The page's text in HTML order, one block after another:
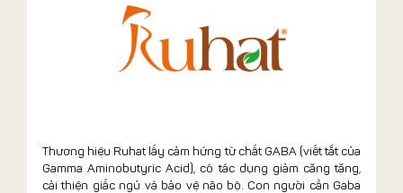
Thương hiệu Ruhat lấy cảm hứng từ chất GABA (viết tắt của
Gamma Aminobutyric Acid), có tác dụng giảm căng tăng,
cải thiện giấc ngủ và bảo vệ não bộ. Con người cần Gaba